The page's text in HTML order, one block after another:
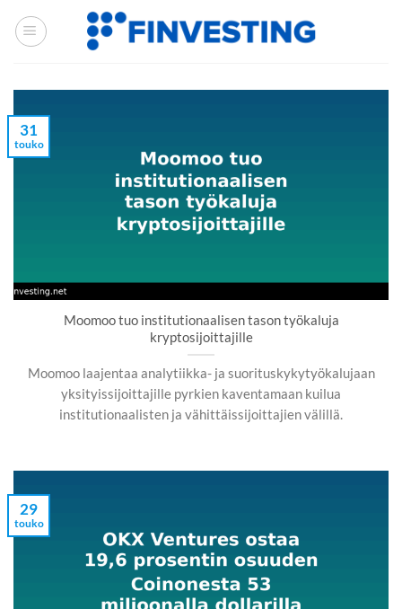
Siirry
sisältöön
Moomoo tuo institutionaalisen tason työkaluja
kryptosijoittajille
Moomoo laajentaa analytiikka- ja suorituskykytyökalujaan
yksityissijoittajille pyrkien kaventamaan kuilua
institutionaalisten ja vähittäissijoittajien välillä.
31
touko
29
touko